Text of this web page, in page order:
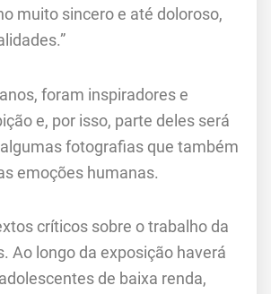
muito sincero e até doloroso,
foram inspiradores e
e, por isso, parte deles será
fotografias que também
emoções humanas.
críticos sobre o trabalho da
Ao longo da exposição haverá
de baixa renda,